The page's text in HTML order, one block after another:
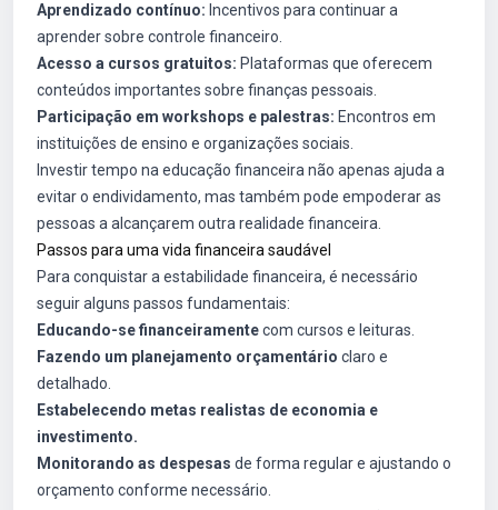
Aprendizado contínuo: Incentivos para continuar a
aprender sobre controle financeiro.
Acesso a cursos gratuitos: Plataformas que oferecem
conteúdos importantes sobre finanças pessoais.
Participação em workshops e palestras: Encontros em
instituições de ensino e organizações sociais.
Investir tempo na educação financeira não apenas ajuda a
evitar o endividamento, mas também pode empoderar as
pessoas a alcançarem outra realidade financeira.
Passos para uma vida financeira saudável
Para conquistar a estabilidade financeira, é necessário
seguir alguns passos fundamentais:
Educando-se financeiramentecom cursos e leituras.
Fazendo um planejamento orçamentário claro e
detalhado.
Estabelecendo metas realistas de economia e
investimento.
Monitorando as despesas de forma regular e ajustando o
orçamento conforme necessário.